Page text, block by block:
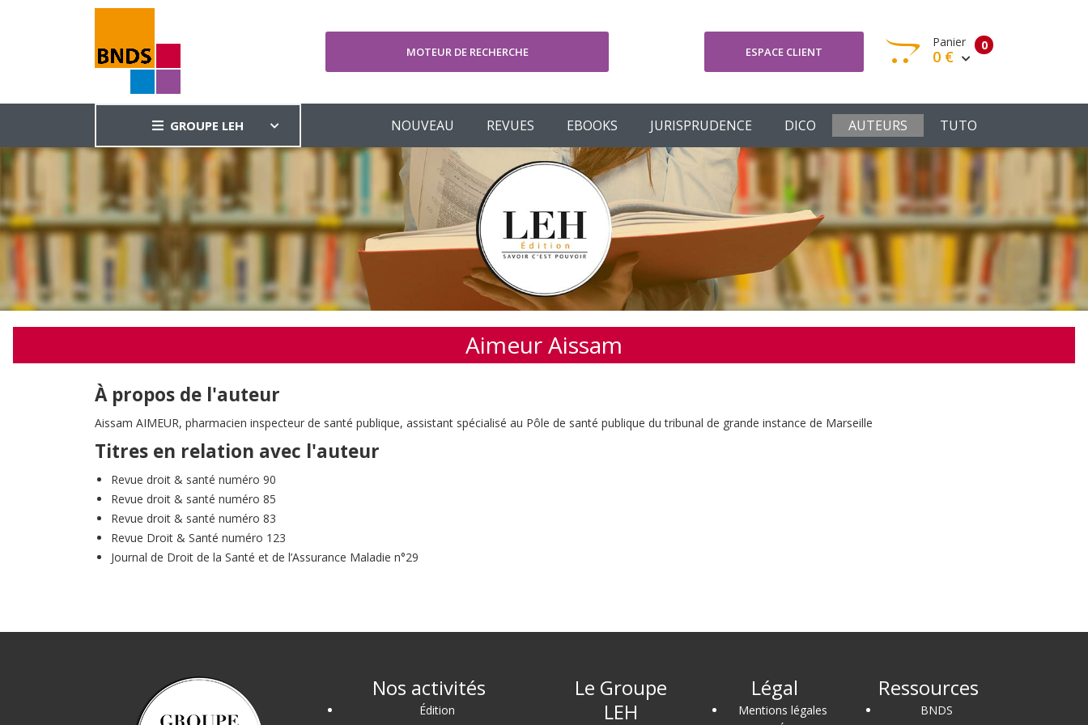
MOTEUR DE RECHERCHE ESPACE CLIENT 0
Panier
0 €
Votre panier est vide
Votre Panier Commander
GROUPE LEH NOUVEAU REVUES EBOOKS JURISPRUDENCE DICO AUTEURS TUTO
Aimeur Aissam
À propos de l'auteur
Aissam AIMEUR, pharmacien inspecteur de santé publique, assistant spécialisé au Pôle de santé publique du tribunal de grande instance de Marseille
Titres en relation avec l'auteur
Revue droit & santé numéro 90
Revue droit & santé numéro 85
Revue droit & santé numéro 83
Revue Droit & Santé numéro 123
Journal de Droit de la Santé et de l’Assurance Maladie n°29
Nos activités
Édition
Le Groupe
LEH
Légal
Mentions légales
Ressources
BNDS